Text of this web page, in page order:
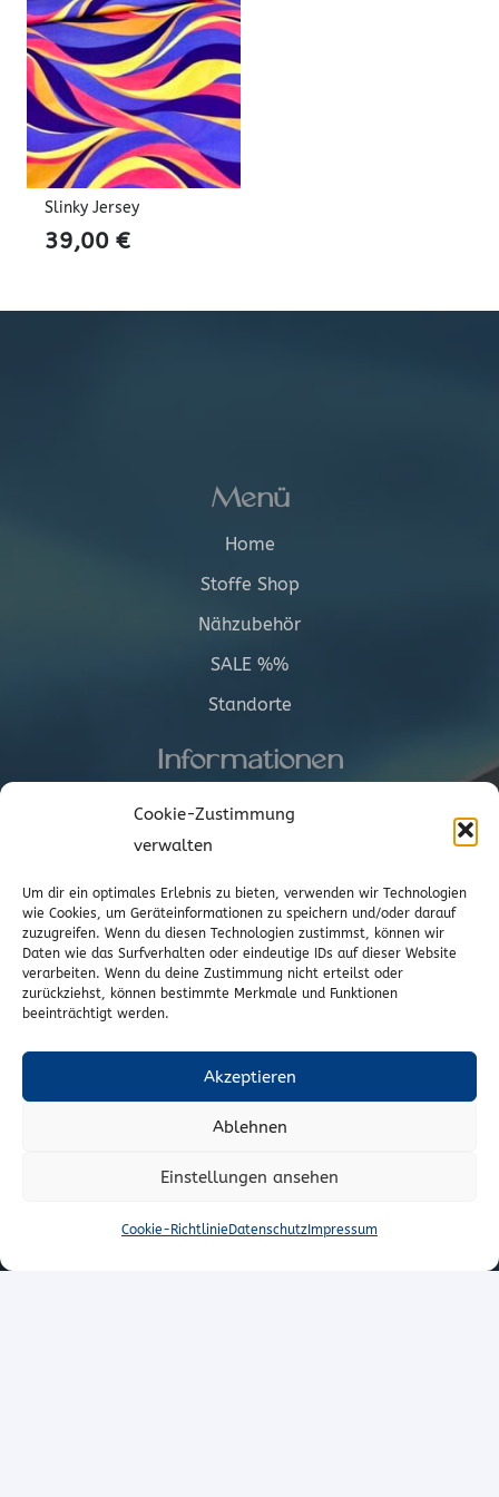
Cookie-Zustimmung
verwalten
Um dir ein optimales Erlebnis zu bieten, verwenden wir Technologien
wie Cookies, um Geräteinformationen zu speichern und/oder darauf
zuzugreifen. Wenn du diesen Technologien zustimmst, können wir
Daten wie das Surfverhalten oder eindeutige IDs auf dieser Website
verarbeiten. Wenn du deine Zustimmung nicht erteilst oder
zurückziehst, können bestimmte Merkmale und Funktionen
beeinträchtigt werden.
Akzeptieren
Ablehnen
Einstellungen ansehen
Cookie-Richtlinie Datenschutz Impressum
17,90 €6,90 €.
Slinky Jersey
39,00 €
Menü
Home
Stoffe Shop
Nähzubehör
SALE %%
Standorte
Informationen
Versand
Cookie-Richtlinie (EU)
Vertrag widerrufen
Wr. Neustädterstrasse 20
02252/72974
office@to-stoffe.at